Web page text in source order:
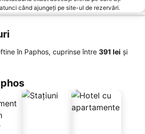
când ajungeți pe site-ul de rezervări.
în Paphos, cuprinse între ‎391 lei și